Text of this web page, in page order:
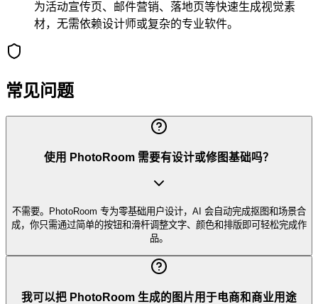
为活动宣传页、邮件营销、落地页等快速生成视觉素
材，无需依赖设计师或复杂的专业软件。
常见问题
使用 PhotoRoom 需要有设计或修图基础吗？
不需要。PhotoRoom 专为零基础用户设计，AI 会自动完成抠图和场景合
成，你只需通过简单的按钮和滑杆调整文字、颜色和排版即可轻松完成作
品。
我可以把 PhotoRoom 生成的图片用于电商和商业用途